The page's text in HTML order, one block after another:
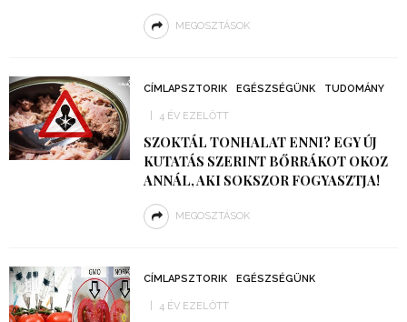
MEGOSZTÁSOK
CÍMLAPSZTORIK EGÉSZSÉGÜNK TUDOMÁNY
4 ÉV EZELŐTT
SZOKTÁL TONHALAT ENNI? EGY ÚJ
KUTATÁS SZERINT BŐRRÁKOT OKOZ
ANNÁL, AKI SOKSZOR FOGYASZTJA!
MEGOSZTÁSOK
CÍMLAPSZTORIK EGÉSZSÉGÜNK
4 ÉV EZELŐTT